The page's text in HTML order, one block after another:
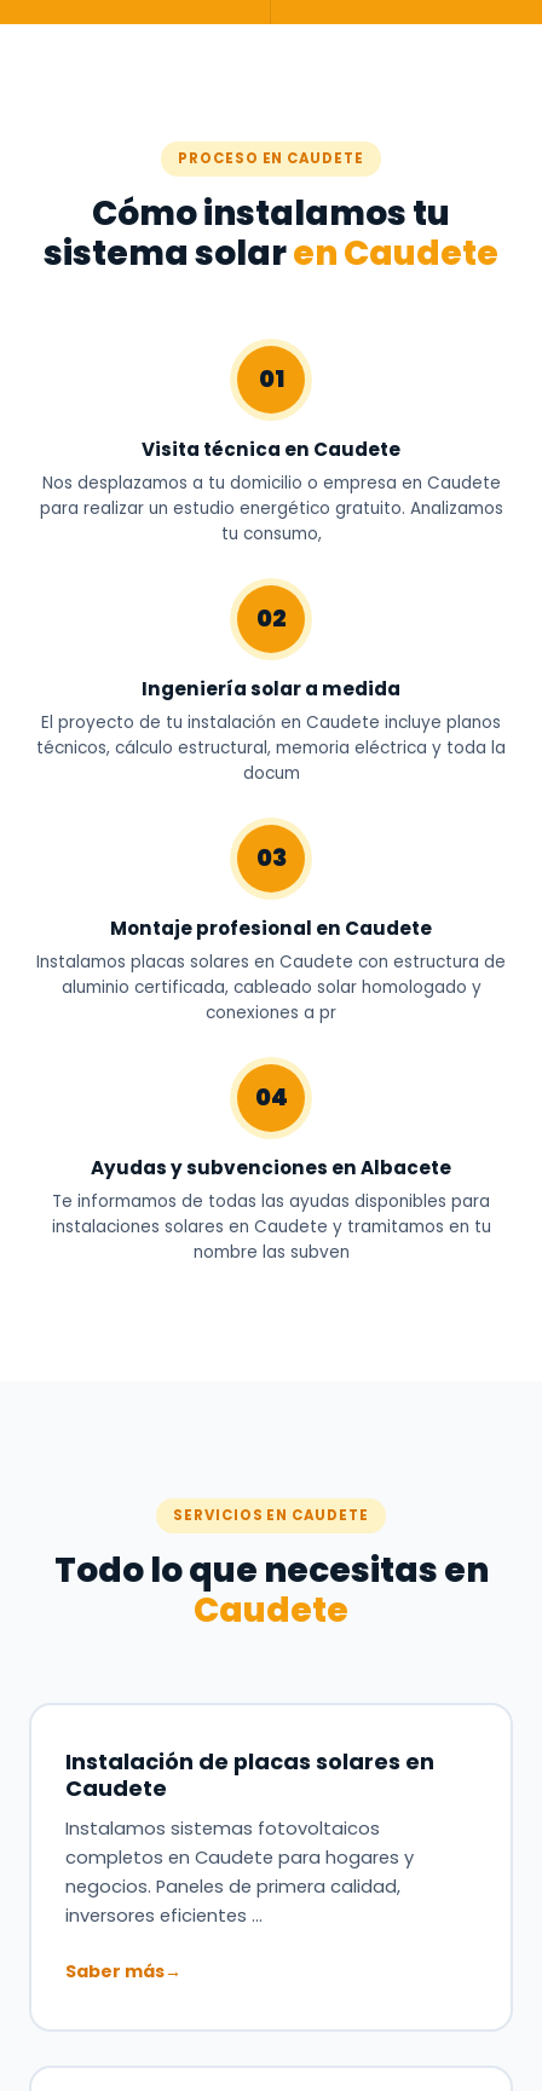
PROCESO EN CAUDETE
Cómo instalamos tu
sistema solaren Caudete
01
Visita técnica en Caudete
Nos desplazamos a tu domicilio o empresa en Caudete
para realizar un estudio energético gratuito. Analizamos
tu consumo,
02
Ingeniería solar a medida
El proyecto de tu instalación en Caudete incluye planos
técnicos, cálculo estructural, memoria eléctrica y toda la
docum
03
Montaje profesional en Caudete
Instalamos placas solares en Caudete con estructura de
aluminio certificada, cableado solar homologado y
conexiones a pr
04
Ayudas y subvenciones en Albacete
Te informamos de todas las ayudas disponibles para
instalaciones solares en Caudete y tramitamos en tu
nombre las subven
SERVICIOS EN CAUDETE
Todo lo que necesitas en
Caudete
Instalación de placas solares en
Caudete
Instalamos sistemas fotovoltaicos
completos en Caudete para hogares y
negocios. Paneles de primera calidad,
inversores eficientes …
Saber más→